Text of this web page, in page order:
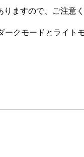
ますので、ご注意く
クモードとライ